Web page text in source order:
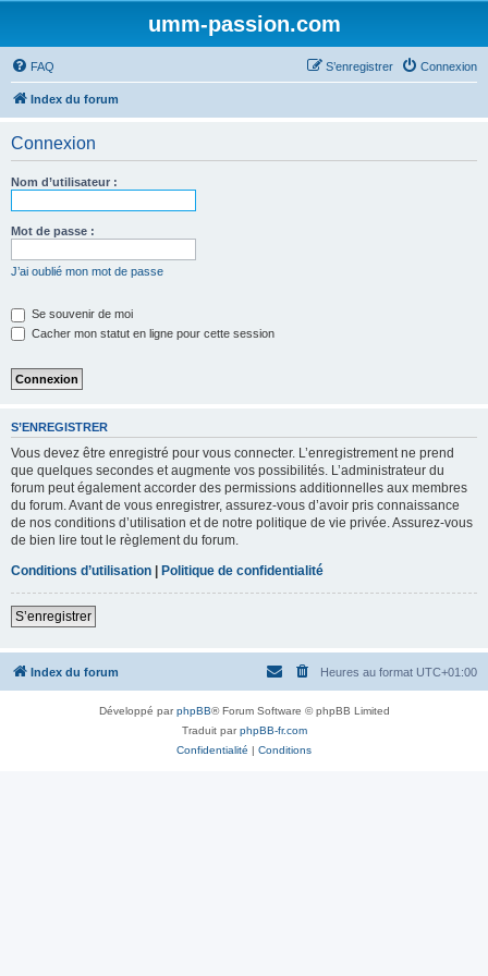
umm-passion.com
FAQ Connexion
S’enregistrer
Index du forum
Connexion
Nom d’utilisateur :
Mot de passe :
J’ai oublié mon mot de passe
Se souvenir de moi
Cacher mon statut en ligne pour cette session
S’ENREGISTRER
Vous devez être enregistré pour vous connecter. L’enregistrement ne prend
que quelques secondes et augmente vos possibilités. L’administrateur du
forum peut également accorder des permissions additionnelles aux membres
du forum. Avant de vous enregistrer, assurez-vous d’avoir pris connaissance
de nos conditions d’utilisation et de notre politique de vie privée. Assurez-vous
de bien lire tout le règlement du forum.
Conditions d’utilisation | Politique de confidentialité
S’enregistrer
Index du forum Heures au format UTC+01:00
Développé parphpBB® Forum Software © phpBB Limited
Traduit parphpBB-fr.com
Confidentialité | Conditions